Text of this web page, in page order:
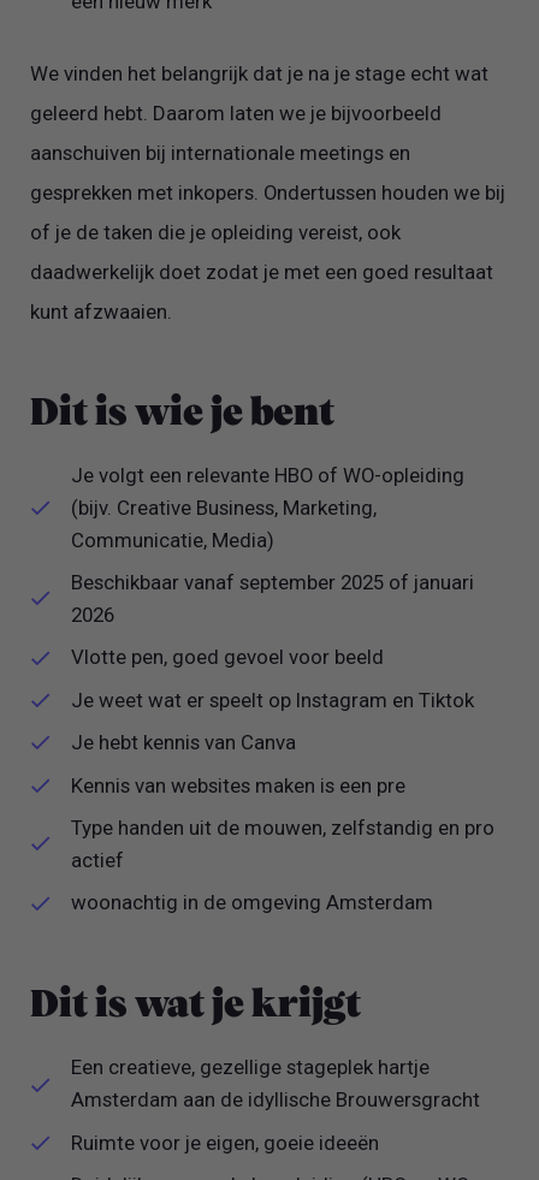
We vinden het belangrijk dat je na je stage echt wat
geleerd hebt. Daarom laten we je bijvoorbeeld
aanschuiven bij internationale meetings en
gesprekken met inkopers. Ondertussen houden we bij
of je de taken die je opleiding vereist, ook
daadwerkelijk doet zodat je met een goed resultaat
kunt afzwaaien.
Dit is wie je bent
Je volgt een relevante HBO of WO-opleiding
(bijv. Creative Business, Marketing,
Communicatie, Media)
Beschikbaar vanaf september 2025 of januari
2026
Vlotte pen, goed gevoel voor beeld
Je weet wat er speelt op Instagram en Tiktok
Je hebt kennis van Canva
Kennis van websites maken is een pre
Type handen uit de mouwen, zelfstandig en pro
actief
woonachtig in de omgeving Amsterdam
Dit is wat je krijgt
Een creatieve, gezellige stageplek hartje
Amsterdam aan de idyllische Brouwersgracht
Ruimte voor je eigen, goeie ideeën